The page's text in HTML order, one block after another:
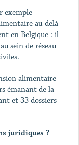
exemple
au-delà
en Belgique : il
sein de réseau
alimentaire
émanant de la
et 33 dossiers
juridiques ?